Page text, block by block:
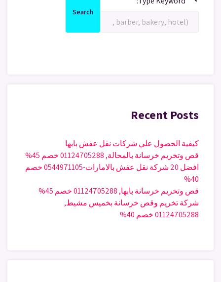
Search
Search
Recent Posts
كيفية الحصول علي شركات نقل عفش بابها
قص وتخريم خرسانة بالمحالة, 01124705288 خصم 45%
افضل 20 شركة نقل عفش بالامارات-0544971105 خصم
40%
قص وتخريم خرسانة بابها, 01124705288 خصم 45%
شركة تخريم وقص خرسانة بخميس مشيط,
01124705288 خصم 40%